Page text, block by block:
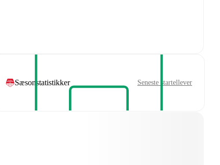
Sæsonstatistikker Seneste startellever